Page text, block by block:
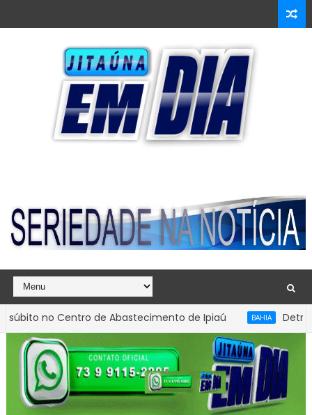
Centro de Abastecimento de Ipiaú BAHIA Detran